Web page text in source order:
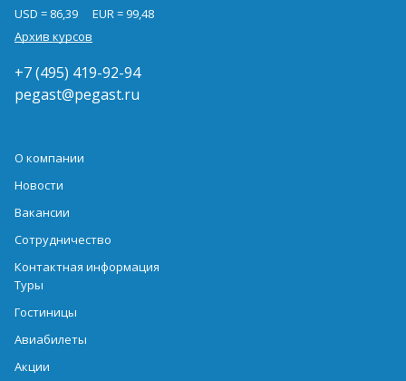
USD = 86,39
EUR = 99,48
Архив курсов
+7 (495) 419-92-94
pegast@pegast.ru
О компании
Новости
Вакансии
Сотрудничество
Контактная информация
Туры
Гостиницы
Авиабилеты
Акции